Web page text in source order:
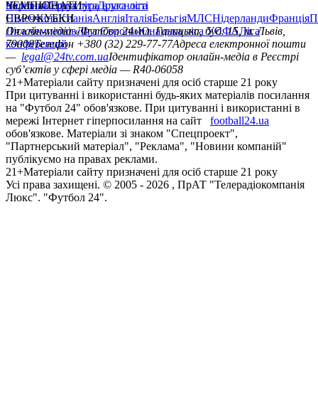
політикаСтруктура власності
УкраїнаПерша лігаДруга ліга
ЧЕМПІОНАТИ
НімеччинаІспаніяАнгліяІталіяБельгіяМЛСНідерландиФранція
ЄВРОКУБКИ
Ліга чемпіонівЛіга ЄвропиЮнацька ліга УЄФАЛіга
конференцій
Онлайн-медіа «Футбол 24»пл. Галицька, буд. 15, м. Львів,
79008Телефон +380 (32) 229-77-77Адреса електронної пошти
— legal@24tv.com.uaІдентифікатор онлайн-медіа в Реєстрі
суб’єктів у сфері медіа — R40-06058
21+Матеріали сайту призначені для осіб старше 21 року
При цитуванні і використанні будь-яких матеріалів посилання
на "Футбол 24" обов'язкове. При цитуванні і використанні в
мережі Інтернет гіперпосилання на сайт
football24.ua
обов'язкове. Матеріали зі знаком "Спецпроект",
"Партнерський матеріал", "Реклама", "Новини компаній"
публікуємо на правах реклами.
21+Матеріали сайту призначені для осіб старше 21 року
Усi права захищенi. © 2005 - 2026 , ПрАТ "Телерадіокомпанія
Люкс". "Футбол 24".